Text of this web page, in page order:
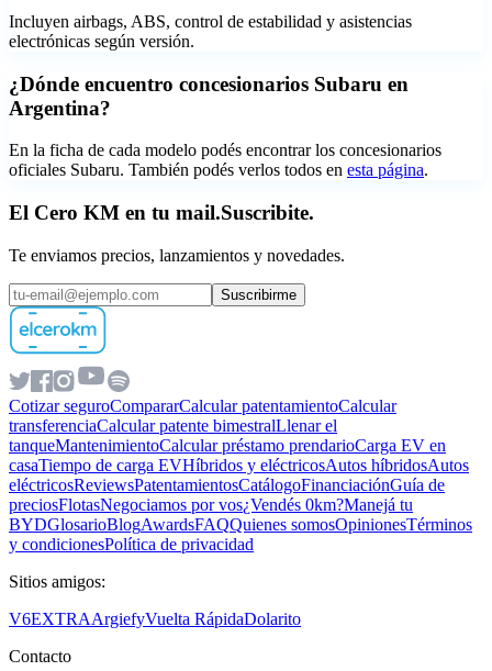
Incluyen airbags, ABS, control de estabilidad y asistencias
electrónicas según versión.
¿Dónde encuentro concesionarios Subaru en
Argentina?
En la ficha de cada modelo podés encontrar los concesionarios
oficiales Subaru. También podés verlos todos en esta página.
El Cero KM en tu mail.Suscribite.
Te enviamos precios, lanzamientos y novedades.
Suscribirme
Cotizar seguroCompararCalcular patentamientoCalcular
transferenciaCalcular patente bimestralLlenar el
tanqueMantenimientoCalcular préstamo prendarioCarga EV en
casaTiempo de carga EVHíbridos y eléctricosAutos híbridosAutos
eléctricosReviewsPatentamientosCatálogoFinanciaciónGuía de
preciosFlotasNegociamos por vos¿Vendés 0km?Manejá tu
BYDGlosarioBlogAwardsFAQQuienes somosOpinionesTérminos
y condicionesPolítica de privacidad
Sitios amigos:
V6EXTRAArgiefyVuelta RápidaDolarito
Contacto